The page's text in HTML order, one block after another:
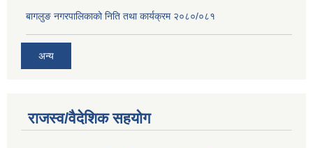
बागलुङ नगरपालिकाको निति तथा कार्यक्रम २०८०/०८१
अन्य
राजस्व/वैदेशिक सहयोग